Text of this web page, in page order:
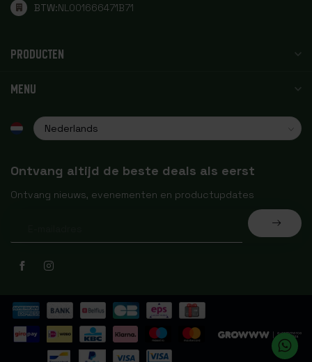
BTW:NL001666471B71
PRODUCTEN
MENU
Ontvang altijd de beste deals als eerst
Ontvang nieuws, evenementen en productupdates